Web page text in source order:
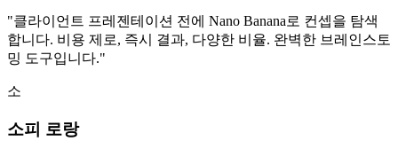
"클라이언트 프레젠테이션 전에 Nano Banana로 컨셉을 탐색
합니다. 비용 제로, 즉시 결과, 다양한 비율. 완벽한 브레인스토
밍 도구입니다."
소
소피 로랑